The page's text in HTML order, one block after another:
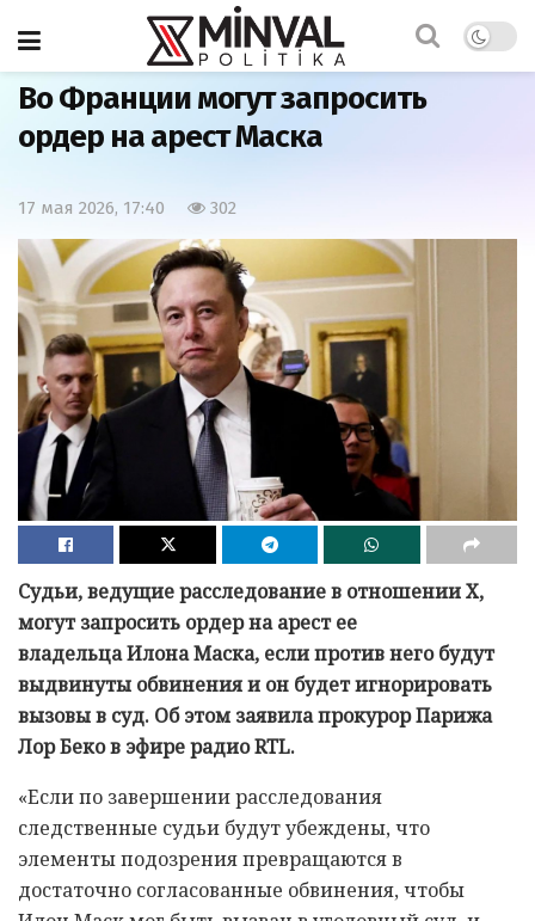
Главная
Во Франции могут запросить
ордер на арест Маска
17 мая 2026, 17:40 302
Судьи, ведущие расследование в отношении X,
могут запросить ордер на арест ее
владельца Илона Маска, если против него будут
выдвинуты обвинения и он будет игнорировать
вызовы в суд. Об этом заявила прокурор Парижа
Лор Беко в эфире радио RTL.
«Если по завершении расследования
следственные судьи будут убеждены, что
элементы подозрения превращаются в
достаточно согласованные обвинения, чтобы